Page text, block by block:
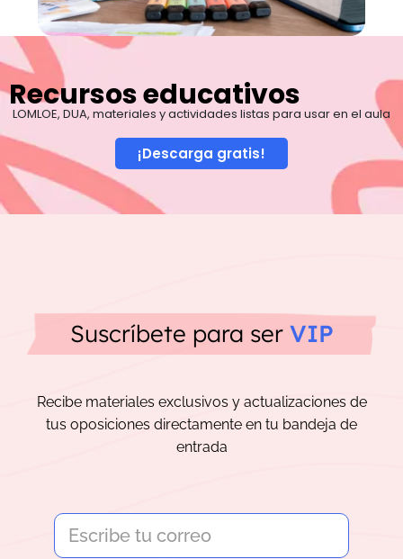
Recursos educativos
LOMLOE, DUA, materiales y actividades listas para usar en el aula
¡Descarga gratis!
Suscríbete para ser VIP
Recibe materiales exclusivos y actualizaciones de
tus oposiciones directamente en tu bandeja de
entrada